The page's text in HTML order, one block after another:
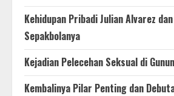
Kehidupan Pribadi Julian Alvarez
Sepakbolanya
Kejadian Pelecehan Seksual di
Kembalinya Pilar Penting dan